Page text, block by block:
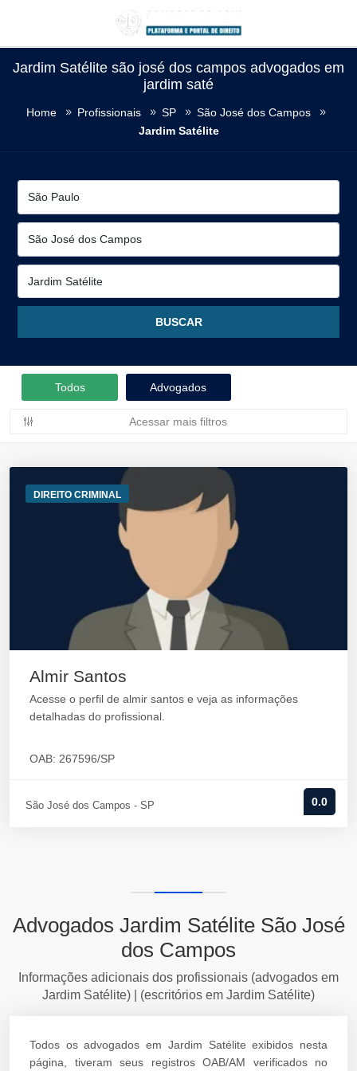
Jardim Satélite são josé dos campos advogados em
jardim saté
Home Profissionais SP
São José dos Campos
Jardim Satélite
Todos Advogados
Acessar mais filtros
DIREITO CRIMINAL
Almir Santos
Acesse o perfil de almir santos e veja as informações
detalhadas do profissional.
OAB: 267596/SP
São José dos Campos - SP 0.0
Advogados Jardim Satélite São José
dos Campos
Informações adicionais dos profissionais (advogados em
Jardim Satélite) | (escritórios em Jardim Satélite)
Todos os advogados em Jardim Satélite exibidos nesta
página, tiveram seus registros OAB/AM verificados no